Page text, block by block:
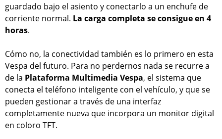
guardado bajo el asiento y conectarlo a un enchufe de
corriente normal. La carga completa se consigue en 4
horas.
Cómo no, la conectividad también es lo primero en esta
Vespa del futuro. Para no perdernos nada se recurre a
de la Plataforma Multimedia Vespa, el sistema que
conecta el teléfono inteligente con el vehículo, y que se
pueden gestionar a través de una interfaz
completamente nueva que incorpora un monitor digital
en coloro TFT.